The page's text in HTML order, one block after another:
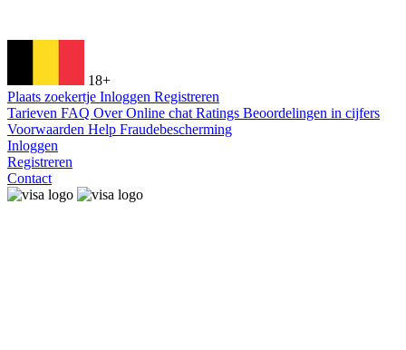
18+
Plaats zoekertje Inloggen Registreren
Tarieven FAQ OverOnline chat Ratings Beoordelingen in cijfers
Voorwaarden Help Fraudebescherming
Inloggen
Registreren
Contact